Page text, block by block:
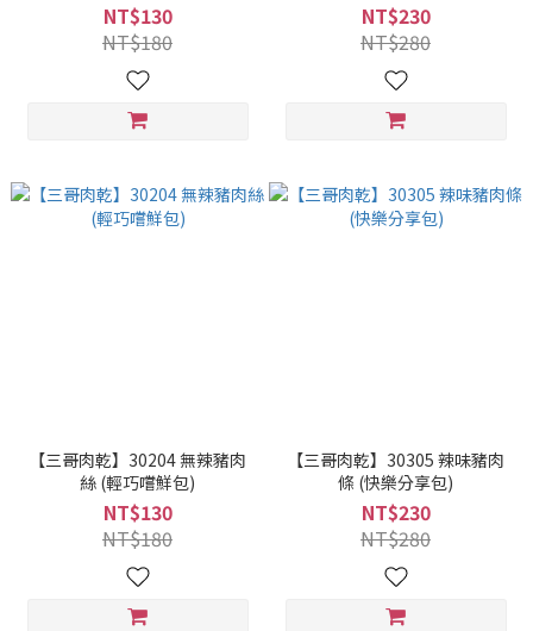
NT$130
NT$180
NT$230
NT$280
【三哥肉乾】30204 無辣豬肉
絲 (輕巧嚐鮮包)
NT$130
NT$180
【三哥肉乾】30305 辣味豬肉
條 (快樂分享包)
NT$230
NT$280